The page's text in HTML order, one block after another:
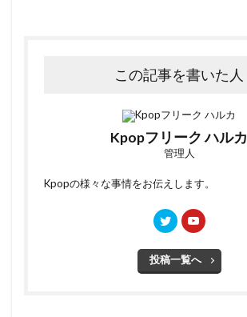
この記事を書いた人
Kpopフリーク ハルカ
管理人
Kpopの様々な事情をお伝えします。
投稿一覧へ